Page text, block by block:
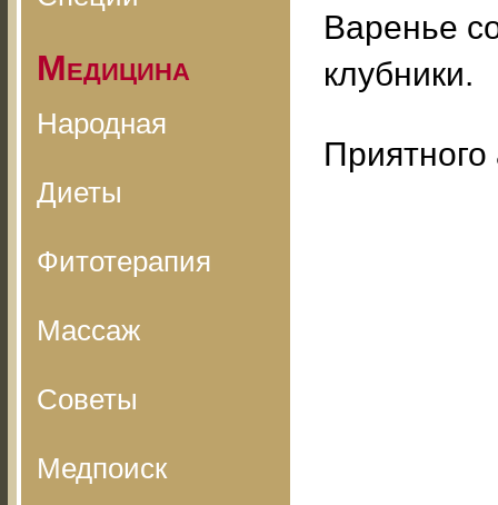
Медицина
Народная
Диеты
Фитотерапия
Массаж
Советы
Медпоиск
Варенье
клубники.
Приятного